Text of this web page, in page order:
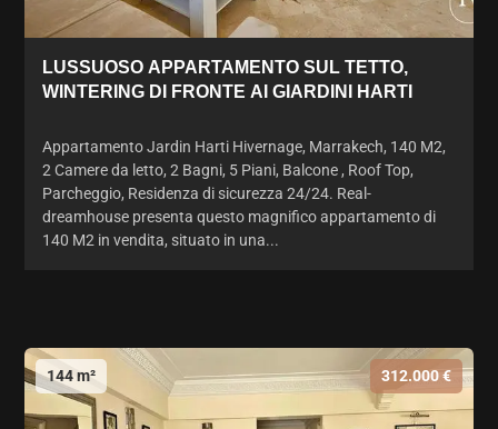
LUSSUOSO APPARTAMENTO SUL TETTO,
WINTERING DI FRONTE AI GIARDINI HARTI
Appartamento Jardin Harti Hivernage, Marrakech, 140 M2,
2 Camere da letto, 2 Bagni, 5 Piani, Balcone , Roof Top,
Parcheggio, Residenza di sicurezza 24/24. Real-
dreamhouse presenta questo magnifico appartamento di
140 M2 in vendita, situato in una...
144 m² 312.000 €